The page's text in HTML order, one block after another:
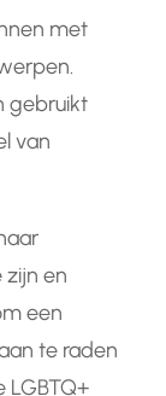
met
gebruikt
van
en
een
te raden